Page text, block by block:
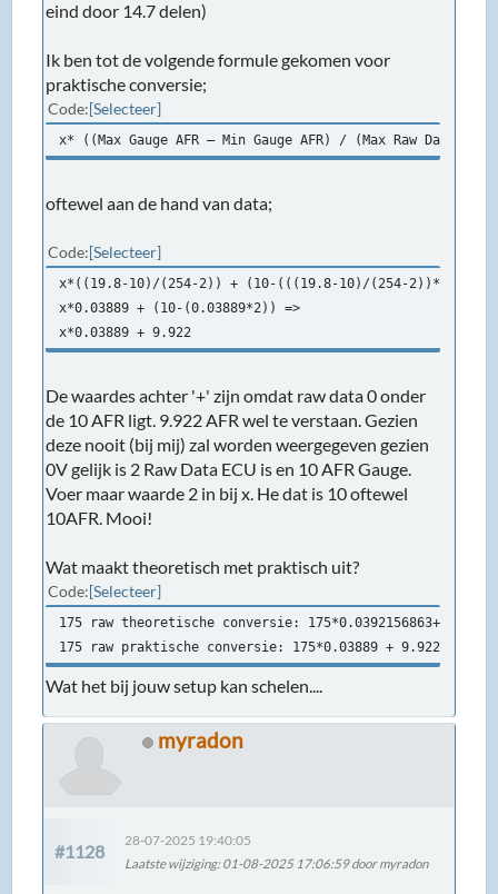
eind door 14.7 delen)
Ik ben tot de volgende formule gekomen voor
praktische conversie;
Code Selecteer
x* ((Max Gauge AFR – Min Gauge AFR) / (Max Raw Data
oftewel aan de hand van data;
Code Selecteer
x*((19.8-10)/(254-2)) + (10-(((19.8-10)/(254-2))*2)) =>
x*0.03889 + (10-(0.03889*2)) =>
x*0.03889 + 9.922
De waardes achter '+' zijn omdat raw data 0 onder
de 10 AFR ligt. 9.922 AFR wel te verstaan. Gezien
deze nooit (bij mij) zal worden weergegeven gezien
0V gelijk is 2 Raw Data ECU is en 10 AFR Gauge.
Voer maar waarde 2 in bij x. He dat is 10 oftewel
10AFR. Mooi!
Wat maakt theoretisch met praktisch uit?
Code Selecteer
175 raw theoretische conversie: 175*0.0392156863+10 =
175 raw praktische conversie: 175*0.03889 + 9.922 =
Wat het bij jouw setup kan schelen....
myradon
#1128
28-07-2025 19:40:05
Laatste wijziging: 01-08-2025 17:06:59 door myradon